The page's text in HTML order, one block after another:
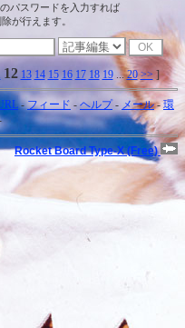
カジノ｜
高収入バイトチャットレデ
｜トラフィックエクスチェンジ ｜ FX
日記 月極広告｜ネット収入ニュー
ネットカジノ攻略法
ション｜Grand Virtual/グランドバー
クロゲーミング｜CryptoLogic/クリ
ジノアフィリエイト｜オンラインカ
ジノ 必勝
Lux・カジノラックス ｜Casino
ャッククラブ
InterCasino・イン
ファンの攻略法・必勝法
ラッキーベイビーカジノ
32ベガスカジノ
/ キーウィカジノ
ズカジノ
32Red Online Casino/32
パスワードを入力すれば
が行えます。
12 13 14 15 16 17 18 19...20 >> ]
-フィード -ヘルプ- メール-環
Rocket Board Type-X (Free)